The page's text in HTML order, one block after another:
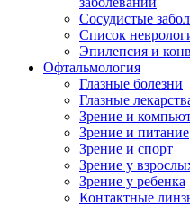
Сосудистые
Список
Эпилепсия и
Офтальмология
Глазные болезни
Глазные
Зрение и
Зрение и питание
Зрение и спорт
Зрение у
Зрение у ребенка
Контактные